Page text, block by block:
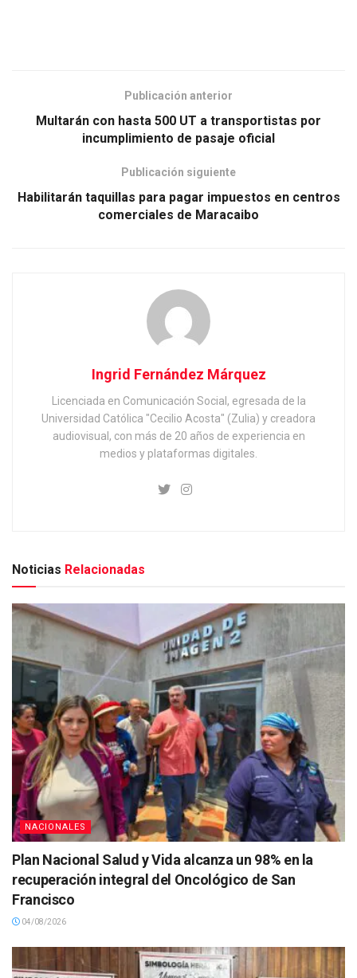
Publicación anterior
Multarán con hasta 500 UT a transportistas por
incumplimiento de pasaje oficial
Publicación siguiente
Habilitarán taquillas para pagar impuestos en centros
comerciales de Maracaibo
Ingrid Fernández Márquez
Licenciada en Comunicación Social, egresada de la
Universidad Católica "Cecilio Acosta" (Zulia) y creadora
audiovisual, con más de 20 años de experiencia en
medios y plataformas digitales.
Noticias Relacionadas
NACIONALES
Plan Nacional Salud y Vida alcanza un 98% en la
recuperación integral del Oncológico de San
Francisco
04/08/2026